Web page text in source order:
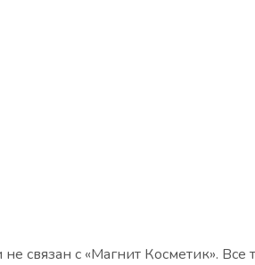
связан с «Магнит Косметик».